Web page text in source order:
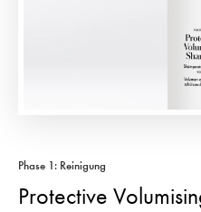
Phase 1: Reinigung
Protective